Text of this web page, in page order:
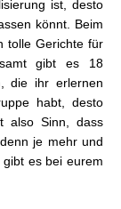
ist, desto
könnt. Beim
tolle Gerichte für
gibt es 18
die ihr erlernen
habt, desto
also Sinn, dass
je mehr und
es bei eurem